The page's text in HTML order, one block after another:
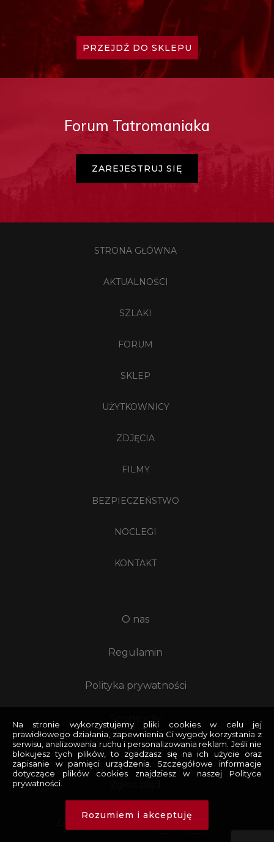
PRZEJDŹ DO SKLEPU
Forum Tatromaniaka
ZAREJESTRUJ SIĘ
STRONA GŁÓWNA
AKTUALNOŚCI
SZLAKI
FORUM
SKLEP
UŻYTKOWNICY
ZDJĘCIA
FILMY
BEZPIECZEŃSTWO
NOCLEGI
KONTAKT
O nas
Regulamin
Polityka prywatności
Sponsorzy
Reklama
Na stronie wykorzystujemy pliki cookies w celu jej
prawidłowego działania, zapewnienia Ci wygody korzystania z
serwisu, analizowania ruchu i personalizowania reklam. Jeśli nie
blokujesz tych plików, to zgadzasz się na ich użycie oraz
zapisanie w pamięci urządzenia. Szczegółowe informacje
dotyczące plików cookies znajdziesz w naszej Polityce
prywatności.
Rozumiem i akceptuję